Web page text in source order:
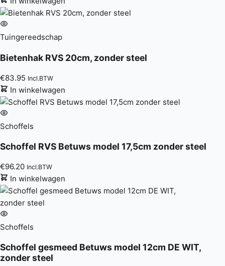
Tuingereedschap
Bietenhak RVS 20cm, zonder steel
€83.95 Incl.BTW
In winkelwagen
Schoffels
Schoffel RVS Betuws model 17,5cm zonder steel
€96.20 Incl.BTW
In winkelwagen
Schoffels
Schoffel gesmeed Betuws model 12cm DE WIT,
zonder steel